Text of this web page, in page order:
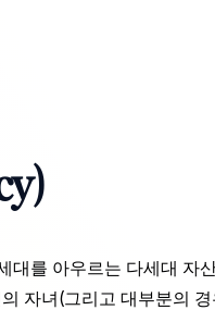
를 아우르는 다세대 자
자녀(그리고 대부분의 경